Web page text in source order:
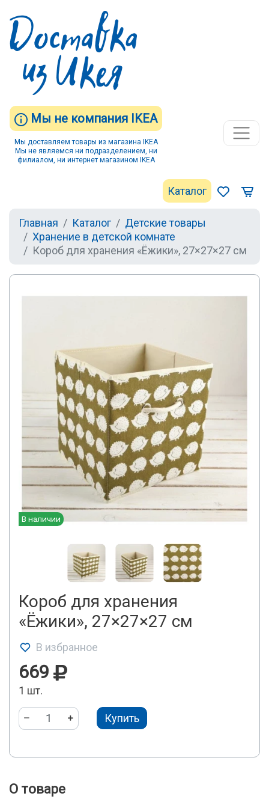
Мы не компания IKEA
Мы доставляем товары из магазина IKEA
Мы не являемся ни подразделением, ни
филиалом, ни интернет магазином IKEA
Каталог
Главная Каталог
Детские товары
Хранение в детской комнате
Короб для хранения «Ёжики», 27×27×27 см
В наличии
Короб для хранения
«Ёжики», 27×27×27 см
В избранное
669
1 шт.
Купить
О товаре